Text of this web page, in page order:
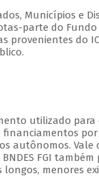
Municípios e
parte do Fundo
provenientes do
utilizado para
por
autônomos.
FGI
longos, menores